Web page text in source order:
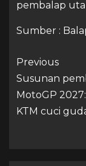
pembalap
Sumber :
Previous
Susunan
MotoGP
KTM cuci